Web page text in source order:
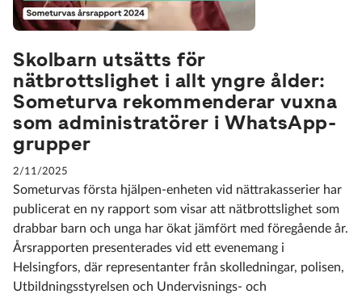
Skolbarn utsätts för
nätbrottslighet i allt yngre ålder:
Someturva rekommenderar vuxna
som administratörer i WhatsApp-
grupper
2/11/2025
Someturvas första hjälpen-enheten vid nättrakasserier har
publicerat en ny rapport som visar att nätbrottslighet som
drabbar barn och unga har ökat jämfört med föregående år.
Årsrapporten presenterades vid ett evenemang i
Helsingfors, där representanter från skolledningar, polisen,
Utbildningsstyrelsen och Undervisnings- och